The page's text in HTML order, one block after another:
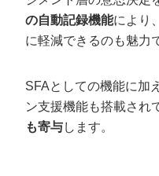
の自動記録機能により
に軽減できるのも魅力
SFAとしての機能に加
ン支援機能も搭載され
も寄与します。